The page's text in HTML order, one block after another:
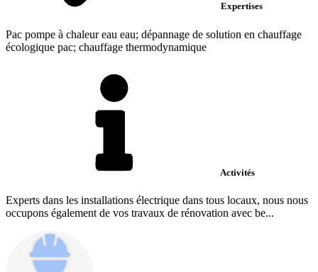
Expertises
Pac pompe à chaleur eau eau; dépannage de solution en chauffage
écologique pac; chauffage thermodynamique
Activités
Experts dans les installations électrique dans tous locaux, nous nous
occupons également de vos travaux de rénovation avec be...